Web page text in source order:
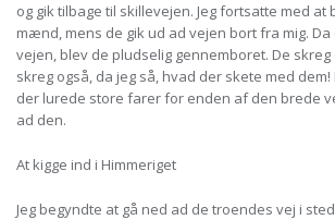
og gik tilbage til skillevejen. Jeg fortsatte med at
mænd, mens de gik ud ad vejen bort fra mig.
vejen, blev de pludselig gennemboret. De skreg
skreg også, da jeg så, hvad der skete med
der lurede store farer for enden af den brede
ad den.
At kigge ind i Himmeriget
Jeg begyndte at gå ned ad de troendes vej i